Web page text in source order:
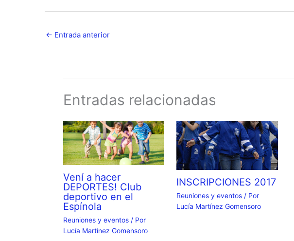
← Entrada anterior
Entradas relacionadas
Vení a hacer
DEPORTES! Club
deportivo en el
Espínola
Reuniones y eventos/ Por
Lucía Martínez Gomensoro
INSCRIPCIONES 2017
Reuniones y eventos / Por
Lucía Martínez Gomensoro